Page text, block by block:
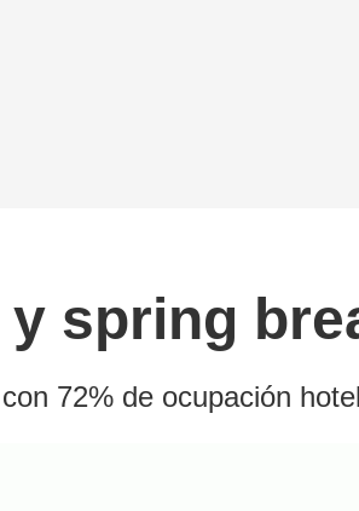
spring
72% de ocupación